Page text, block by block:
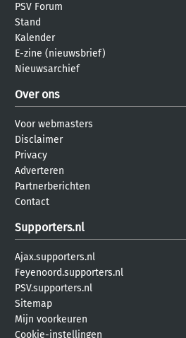
PSV Forum
Stand
Kalender
E-zine (nieuwsbrief)
Nieuwsarchief
Over ons
Voor webmasters
Disclaimer
Privacy
Adverteren
Partnerberichten
Contact
Supporters.nl
Ajax.supporters.nl
Feyenoord.supporters.nl
PSV.supporters.nl
Sitemap
Mijn voorkeuren
Cookie-instellingen